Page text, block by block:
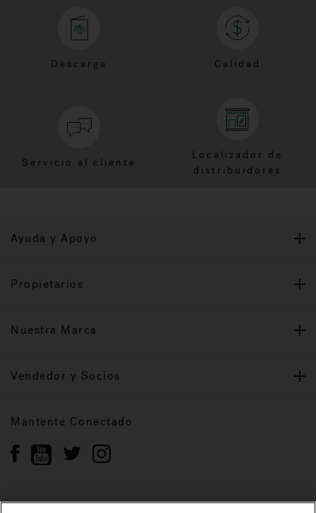
Descarga Calidad
Servicio al cliente
Localizador de
distribuidores
Ayuda y Apoyo
Propietarios
Nuestra Marca
Vendedor y Socios
Mantente Conectado